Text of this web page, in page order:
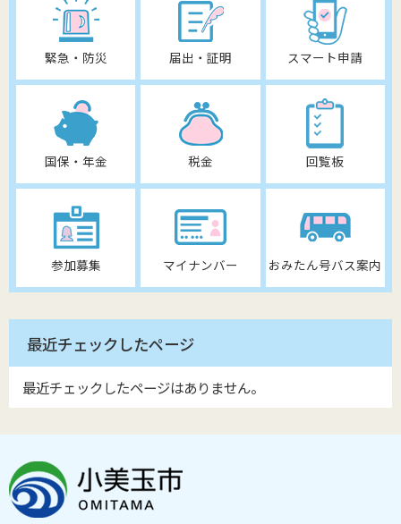
緊急・防災 届出・証明 スマート申請
国保・年金 税金 回覧板
参加募集 マイナンバー おみたん号バス案内
最近チェックしたページ
最近チェックしたページはありません。